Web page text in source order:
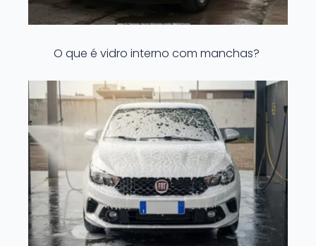
O que é vidro interno com manchas?